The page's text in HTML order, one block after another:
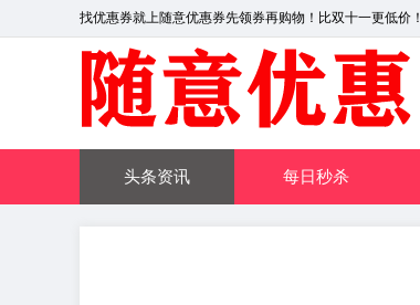
找优惠券就上随意优惠券先领券再购物！比双十一更低价！
头条资讯 每日秒杀